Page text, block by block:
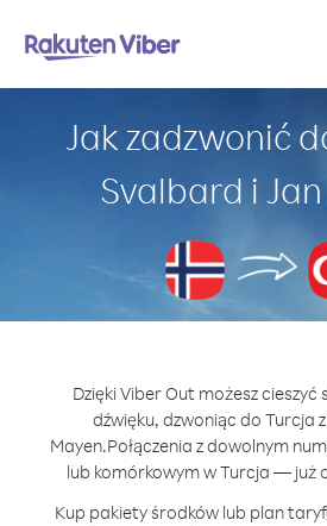
Jak zadzwonić
Svalbard i
Dzięki Viber Out możesz cieszyć
dźwięku, dzwoniąc do Turcja
Mayen.Połączenia z dowolnym
lub komórkowym w Turcja — już
Kup pakiety środków lub plan